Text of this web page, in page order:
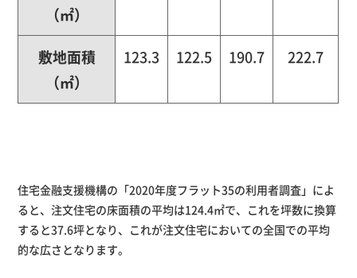
（㎡）
敷地面積
（㎡）
123.3 122.5 190.7 222.7
住宅金融支援機構の「2020年度フラット35の利用者調査」によ
ると、注文住宅の床面積の平均は124.4㎡で、これを坪数に換算
すると37.6坪となり、これが注文住宅においての全国での平均
的な広さとなります。